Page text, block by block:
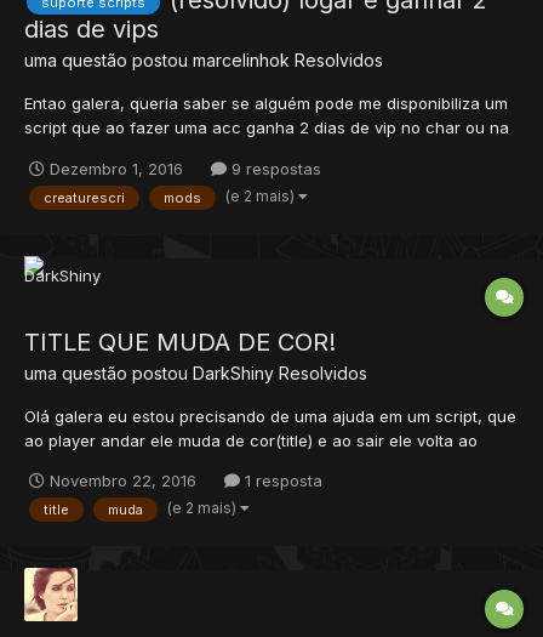
dias de vips
uma questão postou marcelinhok Resolvidos
Entao galera, queria saber se alguém pode me disponibiliza um
script que ao fazer uma acc ganha 2 dias de vip no char ou na
Dezembro 1, 2016
9 respostas
creaturescri mods (e 2 mais)
TITLE QUE MUDA DE COR!
uma questão postou DarkShiny Resolvidos
Olá galera eu estou precisando de uma ajuda em um script, que
ao player andar ele muda de cor(title) e ao sair ele volta ao
movements>title [TFS 3.0] ME AJUDEM PLS function
onStepIn(cid, item, position, fromPosition) doCreateItem(itemid,
Novembro 22, 2016 1 resposta
title muda (e 2 mais)